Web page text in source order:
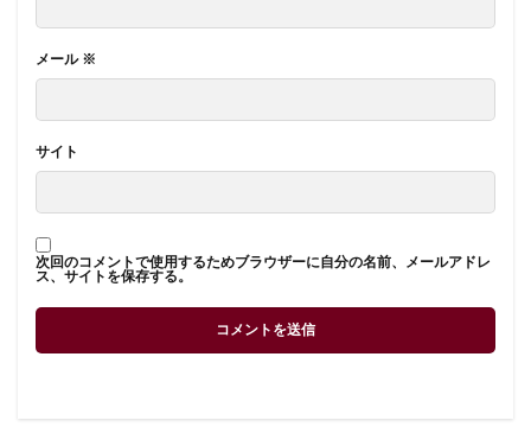
メール ※
サイト
次回のコメントで使用するためブラウザーに自分の名前、メールアドレ
ス、サイトを保存する。